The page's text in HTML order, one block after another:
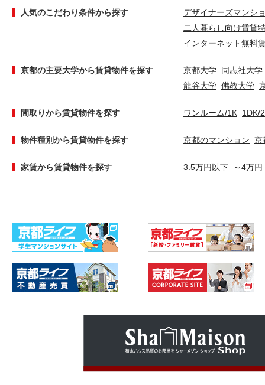
人気のこだわり条件から探す
デザイナーズマンシ
二人暮らし向け賃貸
インターネット無料
京都の主要大学から賃貸物件を探す 京都大学 同志社大学
龍谷大学 佛教大学
間取りから賃貸物件を探す ワンルーム/1K 1DK/
物件種別から賃貸物件を探す 京都のマンション 京
家賃から賃貸物件を探す 3.5万円以下 ～4万円